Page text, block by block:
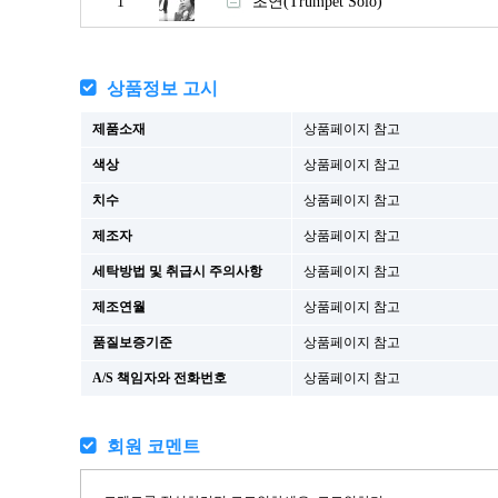
상품정보 고시
제품소재 상품페이지 참고
색상 상품페이지 참고
치수 상품페이지 참고
제조자 상품페이지 참고
세탁방법 및 취급시 주의사항 상품페이지 참고
제조연월 상품페이지 참고
품질보증기준 상품페이지 참고
A/S 책임자와 전화번호 상품페이지 참고
회원 코멘트